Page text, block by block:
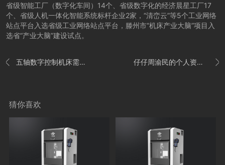
省级智能工厂（数字化车间）14个、省级数字化的经济晨星工厂17
个、省级人机一体化智能系统标杆企业2家，“清峦云”等5个工业网络
站点平台入选省级工业网络站点平台，滕州市“机床产业大脑”项目入
选省“产业大脑”建设试点。
 五轴数字控制机床需求旺盛 科德数控前三季度净利润同比增长1153% 
仔仔周渝民的个人资料及其演艺史
猜你喜欢